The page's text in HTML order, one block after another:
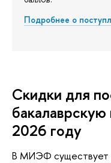
Подробнее о
Скидки для
2026 году
В МИЭФ существует